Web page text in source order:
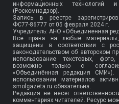
информационных технологий
(Роскомнадзор).
Запись в реестре
ФС77-86777 от 05 февраля 2024 г.
Учредитель: АНО «Объединенная
Все права на любые
защищены в соответствии с
законодательством об авторском
использование текстовых,
возможно только с
«Объединённая редакция
использовании материалов
smolgazeta.ru обязательна.
Редакция не несет
комментариях читателей. Ресурс